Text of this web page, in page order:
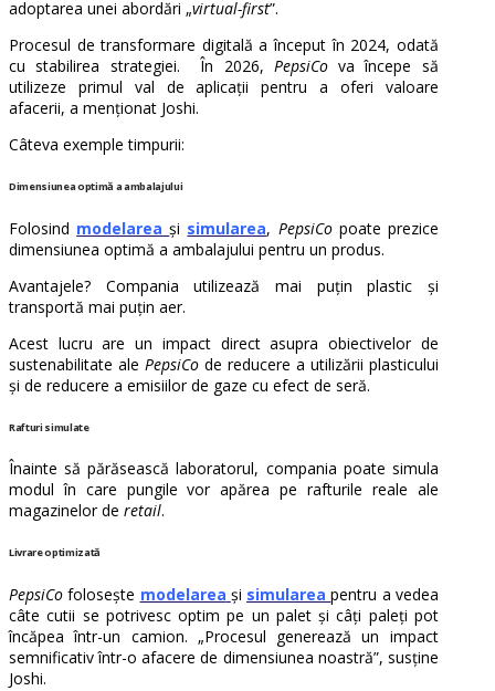
adoptarea unei abordări „virtual-first”.
Procesul de transformare digitală a început în 2024, odată
cu stabilirea strategiei. În 2026, PepsiCova începe să
utilizeze primul val de aplicații pentru a oferi valoare
afacerii, a menționat Joshi.
Câteva exemple timpurii:
Dimensiunea optimă a ambalajului
Folosind modelarea și simularea, PepsiCopoate prezice
dimensiunea optimă a ambalajului pentru un produs.
Avantajele? Compania utilizează mai puțin plastic și
transportă mai puțin aer.
Acest lucru are un impact direct asupra obiectivelor de
sustenabilitate ale PepsiCode reducere a utilizării plasticului
și de reducere a emisiilor de gaze cu efect de seră.
Rafturi simulate
Înainte să părăsească laboratorul, compania poate simula
modul în care pungile vor apărea pe rafturile reale ale
magazinelor de retail.
Livrare optimizată
PepsiCo folosește modelarea și simularea pentru a vedea
câte cutii se potrivesc optim pe un palet și câți paleți pot
încăpea într-un camion. „Procesul generează un impact
semnificativ într-o afacere de dimensiunea noastră”, susține
Joshi.